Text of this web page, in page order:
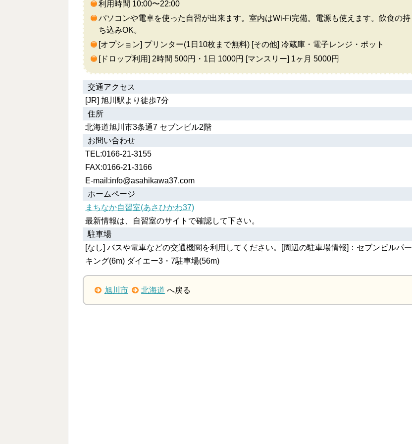
e
b
o
o
k
t
t
e
r
e
n
a
e
k
e
利用時間 10:00〜22:00
パソコンや電卓を使った自習が出来ます。室内はWi-Fi完備。電源も使えます。飲食の持
ち込みOK。
[オプション] プリンター(1日10枚まで無料) [その他] 冷蔵庫・電子レンジ・ポット
[ドロップ利用] 2時間 500円・1日 1000円 [マンスリー] 1ヶ月 5000円
交通アクセス
[JR] 旭川駅より徒歩7分
住所
北海道旭川市3条通7 セブンビル2階
お問い合わせ
TEL:0166-21-3155
FAX:0166-21-3166
E-mail:info@asahikawa37.com
ホームページ
まちなか自習室(あさひかわ37)
最新情報は、自習室のサイトで確認して下さい。
駐車場
[なし] バスや電車などの交通機関を利用してください。[周辺の駐車場情報]：セブンビルパー
キング(6m) ダイエー3・7駐車場(56m)
旭川市 北海道 へ戻る